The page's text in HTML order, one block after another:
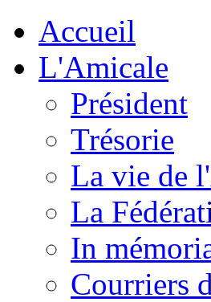
Accueil
L'Amicale
Président
Trésorie
La vie de
La
In
Courriers